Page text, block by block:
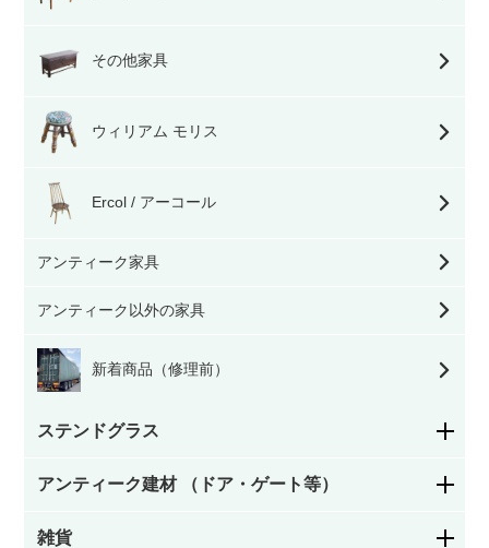
その他家具
ウィリアム モリス
Ercol / アーコール
アンティーク家具
アンティーク以外の家具
新着商品（修理前）
ステンドグラス
花柄
アンティーク建材 （ドア・ゲート等）
雑貨